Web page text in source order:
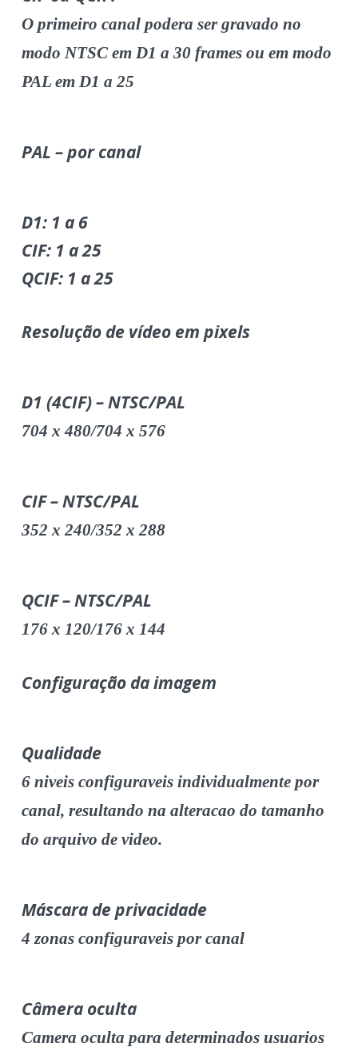
O primeiro canal podera ser gravado no
modo NTSC em D1 a 30 frames ou em modo
PAL em D1 a 25
PAL – por canal
D1: 1 a 6
CIF: 1 a 25
QCIF: 1 a 25
Resolução de vídeo em pixels
D1 (4CIF) – NTSC/PAL
704 x 480/704 x 576
CIF – NTSC/PAL
352 x 240/352 x 288
QCIF – NTSC/PAL
176 x 120/176 x 144
Configuração da imagem
Qualidade
6 niveis configuraveis individualmente por
canal, resultando na alteracao do tamanho
do arquivo de video.
Máscara de privacidade
4 zonas configuraveis por canal
Câmera oculta
Camera oculta para determinados usuarios